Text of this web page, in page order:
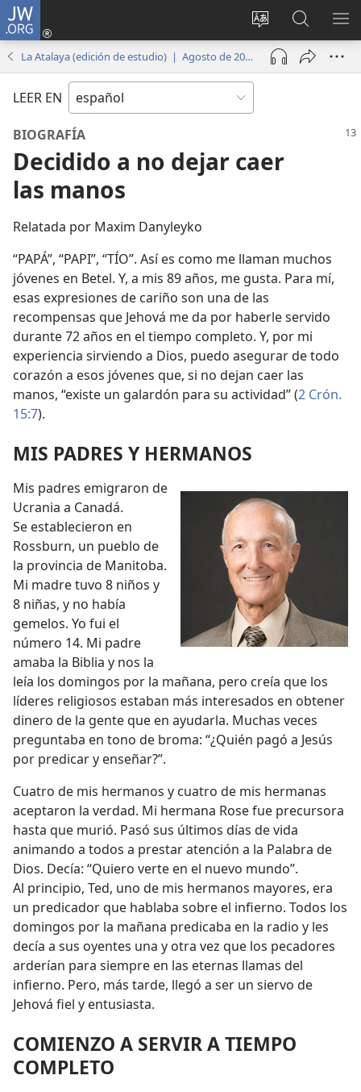
JW.ORG
Cambiar
idioma
del sitio
Iniciar
sesión
(abre
nueva
en
jw.org
La Atalaya (edición de estudio) | Agosto de 2018
LEER EN
BIOGRAFÍA
Decidido a no dejar caer
las manos
Relatada por Maxim Danyleyko
“PAPÁ”, “PAPI”, “TÍO”. Así es como me llaman muchos
jóvenes en Betel. Y, a mis 89 años, me gusta. Para mí,
esas expresiones de cariño son una de las
recompensas que Jehová me da por haberle servido
durante 72 años en el tiempo completo. Y, por mi
experiencia sirviendo a Dios, puedo asegurar de todo
corazón a esos jóvenes que, si no dejan caer las
manos, “existe un galardón para su actividad” (2 Crón.
15:7).
MIS PADRES Y HERMANOS
Mis padres emigraron de
Ucrania a Canadá.
Se establecieron en
Rossburn, un pueblo de
la provincia de Manitoba.
Mi madre tuvo 8 niños y
8 niñas, y no había
gemelos. Yo fui el
número 14. Mi padre
amaba la Biblia y nos la
leía los domingos por la mañana, pero creía que los
líderes religiosos estaban más interesados en obtener
dinero de la gente que en ayudarla. Muchas veces
preguntaba en tono de broma: “¿Quién pagó a Jesús
por predicar y enseñar?”.
Cuatro de mis hermanos y cuatro de mis hermanas
aceptaron la verdad. Mi hermana Rose fue precursora
hasta que murió. Pasó sus últimos días de vida
animando a todos a prestar atención a la Palabra de
Dios. Decía: “Quiero verte en el nuevo mundo”.
Al principio, Ted, uno de mis hermanos mayores, era
un predicador que hablaba sobre el infierno. Todos los
domingos por la mañana predicaba en la radio y les
decía a sus oyentes una y otra vez que los pecadores
arderían para siempre en las eternas llamas del
infierno. Pero, más tarde, llegó a ser un siervo de
Jehová fiel y entusiasta.
COMIENZO A SERVIR A TIEMPO
COMPLETO